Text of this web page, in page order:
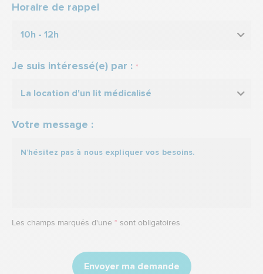
Horaire de rappel
10h - 12h
*
Je suis intéressé(e) par :
La location d'un lit médicalisé
Votre message :
Les champs marqués d'une * sont obligatoires.
Envoyer ma demande